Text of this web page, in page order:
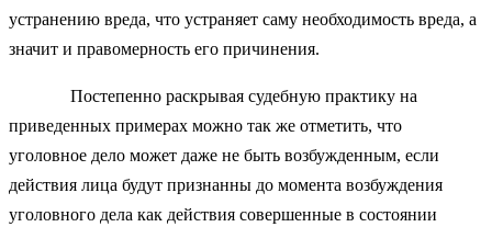
устранению вреда, что устраняет саму необходимость вреда, а
значит и правомерность его причинения.
Постепенно раскрывая судебную практику на
приведенных примерах можно так же отметить, что
уголовное дело может даже не быть возбужденным, если
действия лица будут признанны до момента возбуждения
уголовного дела как действия совершенные в состоянии